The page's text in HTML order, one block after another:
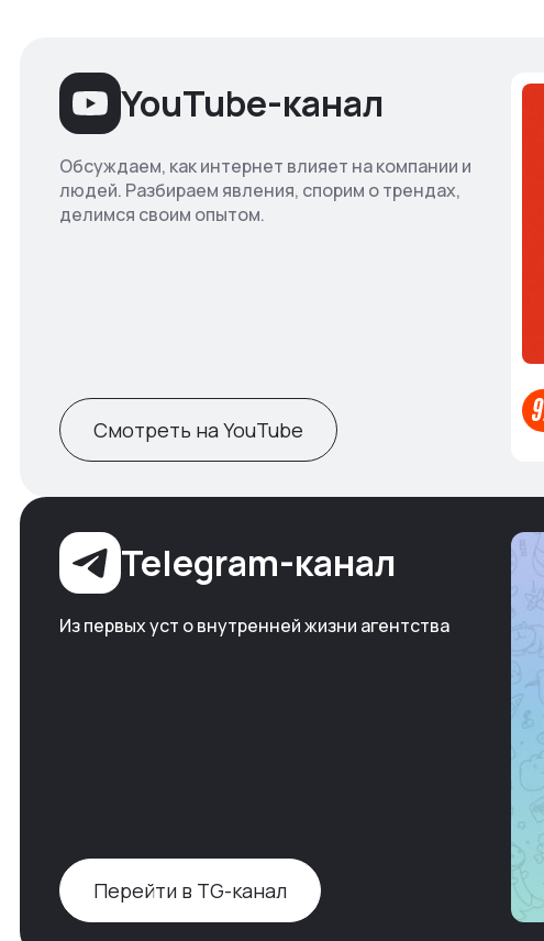
YouTube-канал
Обсуждаем, как интернет влияет на компании и
людей. Разбираем явления, спорим о трендах,
делимся своим опытом.
Смотреть на YouTube
Telegram-канал
Из первых уст о внутренней жизни агентства
Перейти в TG-канал